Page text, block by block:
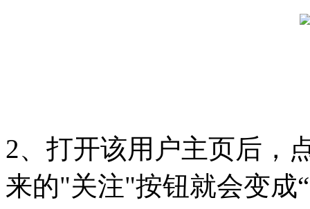
2、打开该用户主页后，
来的"关注"按钮就会变成